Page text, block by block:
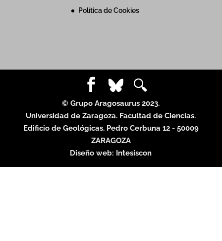
Política de Cookies
© Grupo Aragosaurus 2023.
Universidad de Zaragoza. Facultad de Ciencias.
Edificio de Geológicas. Pedro Cerbuna 12 - 50009
ZARAGOZA
Diseño web: Intesiscon